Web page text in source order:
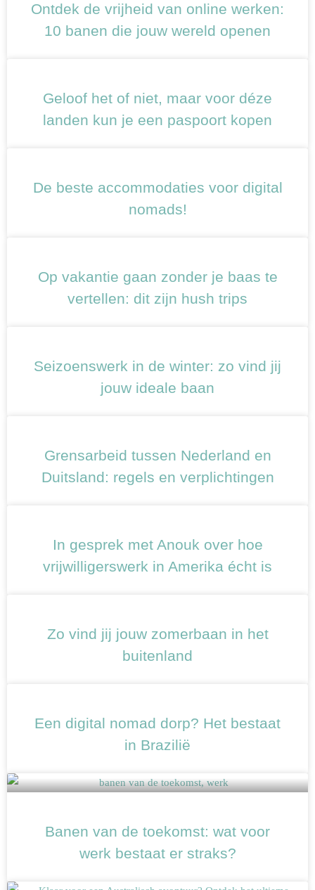
Ontdek de vrijheid van online werken:
10 banen die jouw wereld openen
Geloof het of niet, maar voor déze
landen kun je een paspoort kopen
De beste accommodaties voor digital
nomads!
Op vakantie gaan zonder je baas te
vertellen: dit zijn hush trips
Seizoenswerk in de winter: zo vind jij
jouw ideale baan
Grensarbeid tussen Nederland en
Duitsland: regels en verplichtingen
In gesprek met Anouk over hoe
vrijwilligerswerk in Amerika écht is
Zo vind jij jouw zomerbaan in het
buitenland
Een digital nomad dorp? Het bestaat
in Brazilië
Banen van de toekomst: wat voor
werk bestaat er straks?